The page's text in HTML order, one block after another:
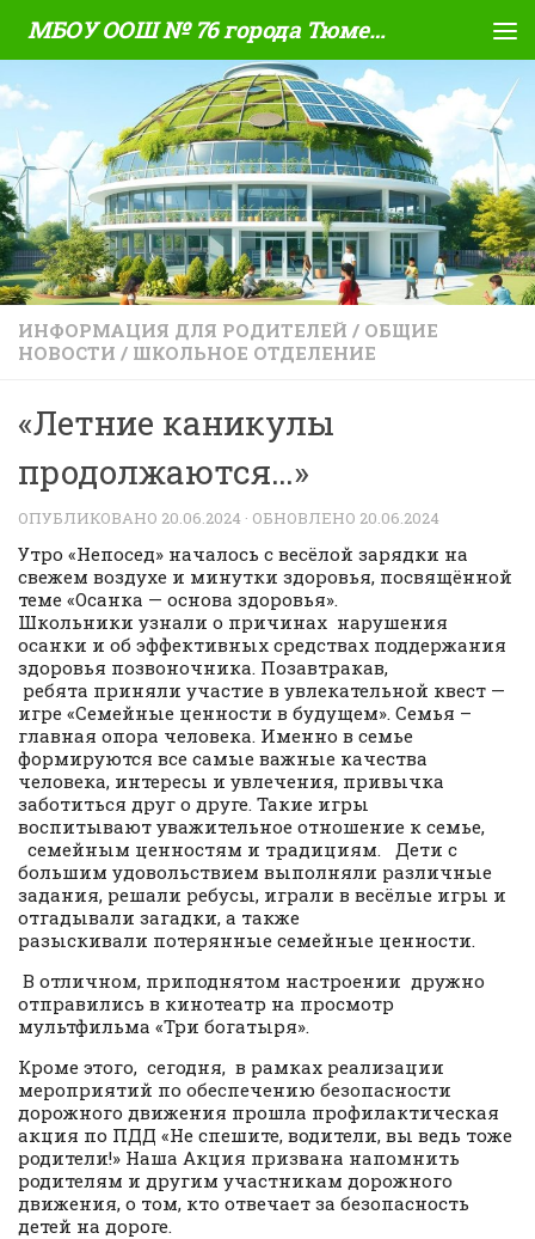
Skip to content МБОУ ООШ № 76 города Тюмени
ИНФОРМАЦИЯ ДЛЯ РОДИТЕЛЕЙ / ОБЩИЕ
НОВОСТИ / ШКОЛЬНОЕ ОТДЕЛЕНИЕ
«Летние каникулы
продолжаются…»
ОПУБЛИКОВАНО 20.06.2024 · ОБНОВЛЕНО 20.06.2024
Утро «Непосед» началось с весёлой зарядки на
свежем воздухе и минутки здоровья, посвящённой
теме «Осанка — основа здоровья».
Школьники узнали о причинах нарушения
осанки и об эффективных средствах поддержания
здоровья позвоночника. Позавтракав,
ребята приняли участие в увлекательной квест —
игре «Семейные ценности в будущем». Семья –
главная опора человека. Именно в семье
формируются все самые важные качества
человека, интересы и увлечения, привычка
заботиться друг о друге. Такие игры
воспитывают уважительное отношение к семье,
семейным ценностям и традициям. Дети с
большим удовольствием выполняли различные
задания, решали ребусы, играли в весёлые игры и
отгадывали загадки, а также
разыскивали потерянные семейные ценности.
В отличном, приподнятом настроении дружно
отправились в кинотеатр на просмотр
мультфильма «Три богатыря».
Кроме этого, сегодня, в рамках реализации
мероприятий по обеспечению безопасности
дорожного движения прошла профилактическая
акция по ПДД «Не спешите, водители, вы ведь тоже
родители!» Наша Акция призвана напомнить
родителям и другим участникам дорожного
движения, о том, кто отвечает за безопасность
детей на дороге.